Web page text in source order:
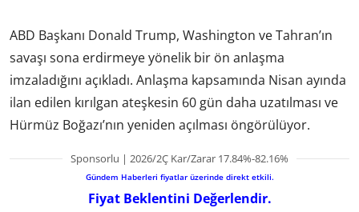
ABD Başkanı Donald Trump, Washington ve Tahran’ın
savaşı sona erdirmeye yönelik bir ön anlaşma
imzaladığını açıkladı. Anlaşma kapsamında Nisan ayında
ilan edilen kırılgan ateşkesin 60 gün daha uzatılması ve
Hürmüz Boğazı’nın yeniden açılması öngörülüyor.
Sponsorlu | 2026/2Ç Kar/Zarar 17.84%-82.16%
Gündem Haberleri fiyatlar üzerinde direkt etkili.
Fiyat Beklentini Değerlendir.